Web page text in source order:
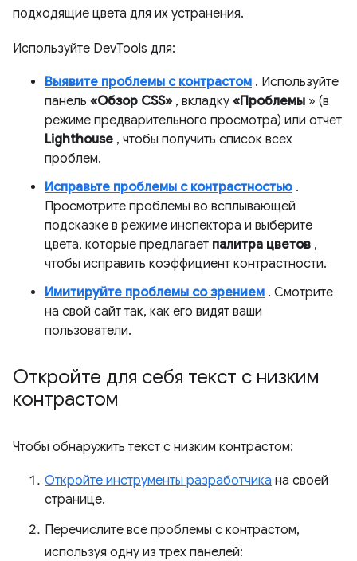
подходящие цвета для их устранения.
Используйте DevTools для:
Выявите проблемы с контрастом . Используйте
панель «Обзор CSS» , вкладку «Проблемы » (в
режиме предварительного просмотра) или отчет
Lighthouse , чтобы получить список всех
проблем.
Исправьте проблемы с контрастностью .
Просмотрите проблемы во всплывающей
подсказке в режиме инспектора и выберите
цвета, которые предлагает палитра цветов ,
чтобы исправить коэффициент контрастности.
Имитируйте проблемы со зрением . Смотрите
на свой сайт так, как его видят ваши
пользователи.
Откройте для себя текст с низким
контрастом
Чтобы обнаружить текст с низким контрастом:
Откройте инструменты разработчика на своей
странице.
Перечислите все проблемы с контрастом,
используя одну из трех панелей: